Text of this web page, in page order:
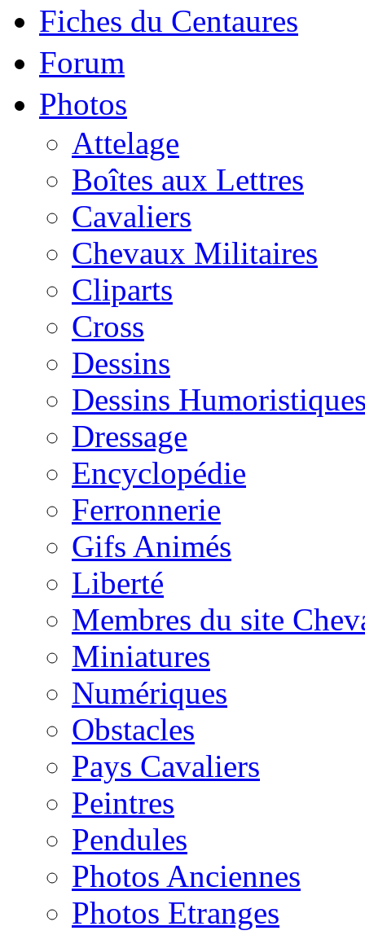
Fiches du Centaures
Forum
Photos
Attelage
Boîtes aux Lettres
Cavaliers
Chevaux Militaires
Cliparts
Cross
Dessins
Dessins
Dressage
Encyclopédie
Ferronnerie
Gifs Animés
Liberté
Membres du site
Miniatures
Numériques
Obstacles
Pays Cavaliers
Peintres
Pendules
Photos Anciennes
Photos Etranges